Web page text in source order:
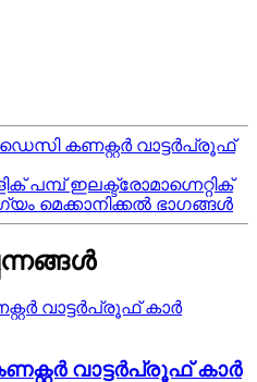
ഡെസി കണക്റ്റർ വാട്ടർപ്രൂഫ്
ഇലക്ട്രോമാഗ്നെറ്റിക്
മെക്കാനിക്കൽ ഭാഗങ്ങൾ
വാട്ടർപ്രൂഫ് കാർ